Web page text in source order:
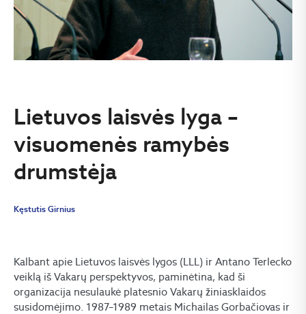
Lietuvos laisvės lyga –
visuomenės ramybės
drumstėja
Kęstutis Girnius
Kalbant apie Lietuvos laisvės lygos (LLL) ir Antano Terlecko
veiklą iš Vakarų perspektyvos, paminėtina, kad ši
organizacija nesulaukė platesnio Vakarų žiniasklaidos
susidomėjimo. 1987–1989 metais Michailas Gorbačiovas ir